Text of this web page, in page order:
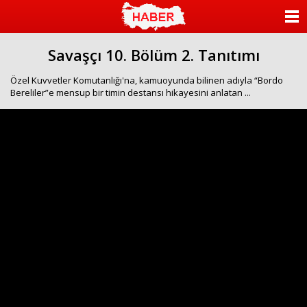
Savaşçı 10. Bölüm 2. Tanıtımı
Özel Kuvvetler Komutanlığı'na, kamuoyunda bilinen adıyla “Bordo
Bereliler”e mensup bir timin destansı hikayesini anlatan ...
KATEGORİLER
YAZARLAR